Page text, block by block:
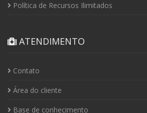
Política de Recursos Ilimitados
ATENDIMENTO
Contato
Área do cliente
Base de conhecimento